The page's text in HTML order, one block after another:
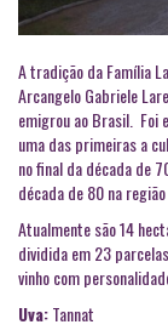
A tradição da Família
Arcangelo Gabriele
emigrou ao Brasil. Foi
uma das primeiras a
no final da década de
década de 80 na
Atualmente são 14
dividida em 23
vinho com
Uva:Tannat